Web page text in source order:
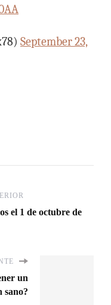
September 23,
el 1 de octubre de
un
sano?